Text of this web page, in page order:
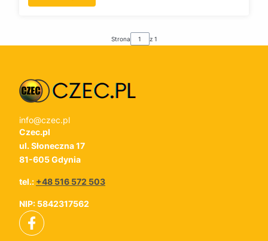
Strona z 1
info@czec.pl
Czec.pl
ul. Słoneczna 17
81-605 Gdynia
tel.: +48 516 572 503
NIP: 5842317562